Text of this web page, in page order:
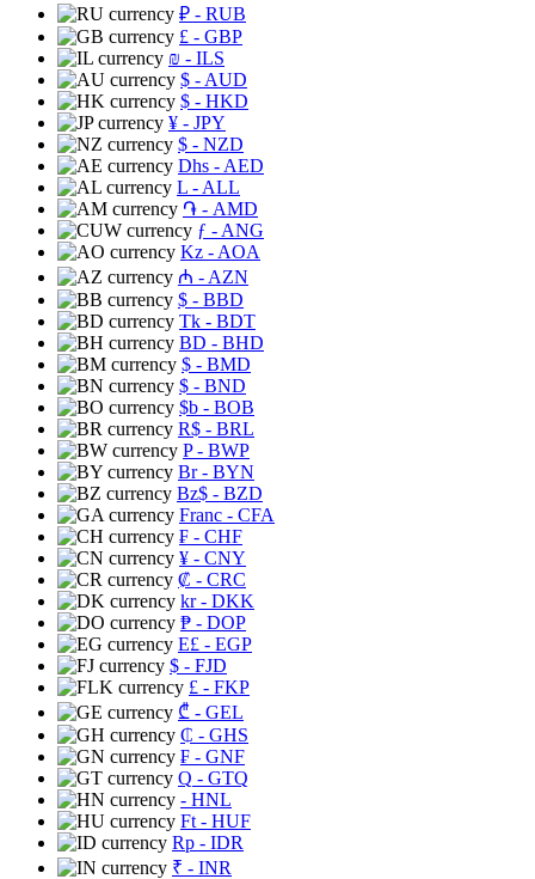
₽ - RUB
£ - GBP
₪ - ILS
$ - AUD
$ - HKD
¥ - JPY
$ - NZD
Dhs - AED
L - ALL
֏ - AMD
ƒ - ANG
Kz - AOA
₼ - AZN
$ - BBD
Tk - BDT
BD - BHD
$ - BMD
$ - BND
$b - BOB
R$ - BRL
P- BWP
Br- BYN
Bz$ - BZD
Franc - CFA
₣ - CHF
¥ - CNY
₡ - CRC
kr- DKK
₱ - DOP
E£ - EGP
$ - FJD
£ - FKP
₾ - GEL
₵ - GHS
₣ - GNF
Q - GTQ
- HNL
Ft - HUF
Rp - IDR
₹ - INR